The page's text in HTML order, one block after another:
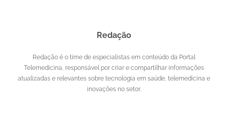
Redação
Redação é o time de especialistas em conteúdo da Portal
Telemedicina, responsável por criar e compartilhar informações
atualizadas e relevantes sobre tecnologia em saúde, telemedicina e
inovações no setor.